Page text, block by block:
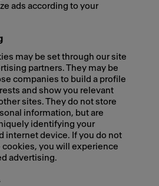
ads according to your
may be set through our site
partners. They may be
companies to build a profile
and show you relevant
sites. They do not store
information, but are
identifying your
internet device. If you do not
cookies, you will experience
advertising.